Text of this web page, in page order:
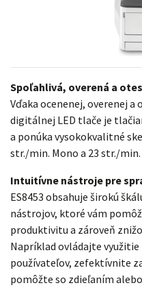
Spoľahlivá, overená a
Vďaka ocenenej, overenej
digitálnej LED tlače je
a ponúka vysokokvalitné
str./min. Mono a 23 str./
Intuitívne nástroje pre
ES8453 obsahuje širokú
nástrojov, ktoré vám
produktivitu a zároveň
Napríklad ovládajte
používateľov, zefektívnite
pomôžte so zdieľaním